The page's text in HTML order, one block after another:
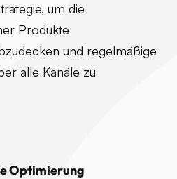
um die
Produkte
und regelmäßige
alle Kanäle zu
Optimierung